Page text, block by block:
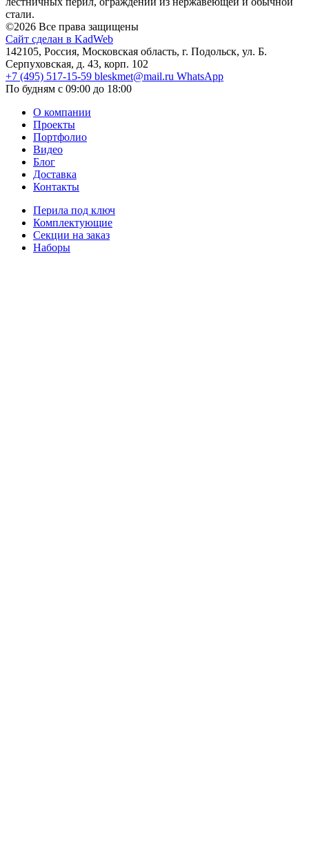
стали.
©2026 Все права защищены
Сайт сделан в KadWeb
142105, Россия, Московская область, г. Подольск, ул. Б.
Серпуховская, д. 43, корп. 102
+7 (495) 517-15-59 bleskmet@mail.ru WhatsApp
По будням с 09:00 до 18:00
О компании
Проекты
Портфолио
Видео
Блог
Доставка
Контакты
Перила под ключ
Комплектующие
Секции на заказ
Наборы